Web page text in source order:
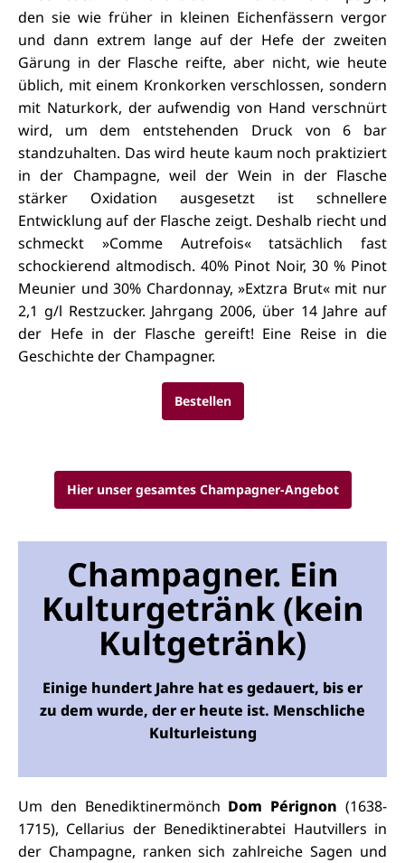
den sie wie früher in kleinen Eichenfässern vergor
und dann extrem lange auf der Hefe der zweiten
Gärung in der Flasche reifte, aber nicht, wie heute
üblich, mit einem Kronkorken verschlossen, sondern
mit Naturkork, der aufwendig von Hand verschnürt
wird, um dem entstehenden Druck von 6 bar
standzuhalten. Das wird heute kaum noch praktiziert
in der Champagne, weil der Wein in der Flasche
stärker Oxidation ausgesetzt ist schnellere
Entwicklung auf der Flasche zeigt. Deshalb riecht und
schmeckt »Comme Autrefois« tatsächlich fast
schockierend altmodisch. 40% Pinot Noir, 30 % Pinot
Meunier und 30% Chardonnay, »Extzra Brut« mit nur
2,1 g/l Restzucker. Jahrgang 2006, über 14 Jahre auf
der Hefe in der Flasche gereift! Eine Reise in die
Geschichte der Champagner.
Bestellen
Hier unser gesamtes Champagner-Angebot
Champagner. Ein
Kulturgetränk (kein
Kultgetränk)
Einige hundert Jahre hat es gedauert, bis er
zu dem wurde, der er heute ist. Menschliche
Kulturleistung
Um den Benediktinermönch Dom Pérignon (1638-
1715), Cellarius der Benediktinerabtei Hautvillers in
der Champagne, ranken sich zahlreiche Sagen und